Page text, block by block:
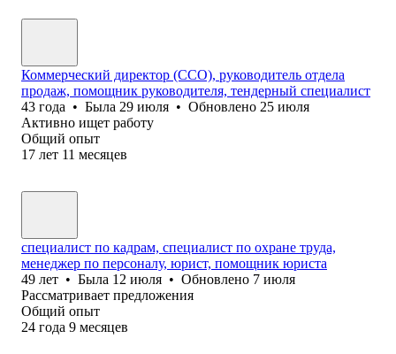
Коммерческий директор (CCO), руководитель отдела
продаж, помощник руководителя, тендерный специалист
43 года • Была 29 июля • Обновлено 25 июля
Активно ищет работу
Общий опыт
17 лет 11 месяцев
специалист по кадрам, специалист по охране труда,
менеджер по персоналу, юрист, помощник юриста
49 лет • Была 12 июля • Обновлено 7 июля
Рассматривает предложения
Общий опыт
24 года 9 месяцев